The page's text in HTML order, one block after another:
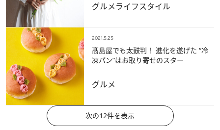
グルメライフスタイル
2021.5.25
髙島屋でも太鼓判！ 進化を遂げた “冷
凍パン”はお取り寄せのスター
グルメ
次の12件を表示